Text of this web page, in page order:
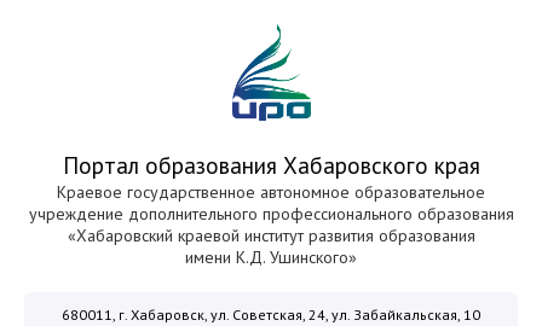
Портал образования Хабаровского края
Краевое государственное автономное образовательное
учреждение дополнительного профессионального образования
«Хабаровский краевой институт развития образования
имени К.Д. Ушинского»
680011, г. Хабаровск, ул. Советская, 24, ул. Забайкальская, 10